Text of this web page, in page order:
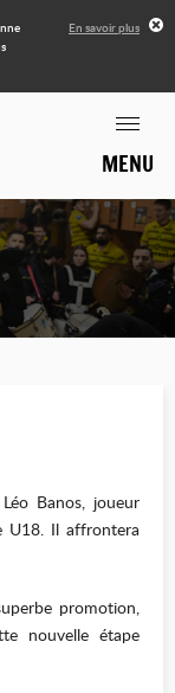
En savoir plus
MENU
Banos, joueur
U18. Il affrontera
promotion,
nouvelle étape